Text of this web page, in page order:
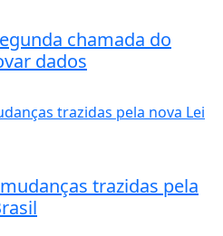
chamada do
dados
trazidas pela